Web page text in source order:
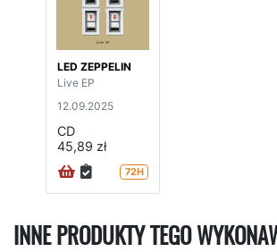
LED ZEPPELIN
Live EP
12.09.2025
CD
45,89 zł
72H
INNE PRODUKTY TEGO